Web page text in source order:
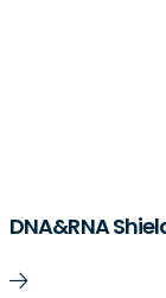
DNA&RNA